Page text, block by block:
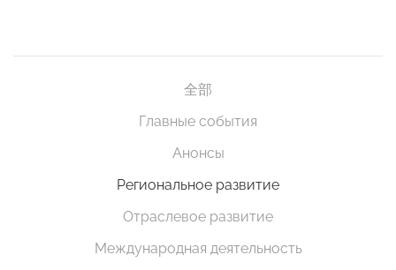
全部
Главные события
Анонсы
Региональное развитие
Отраслевое развитие
Международная деятельность